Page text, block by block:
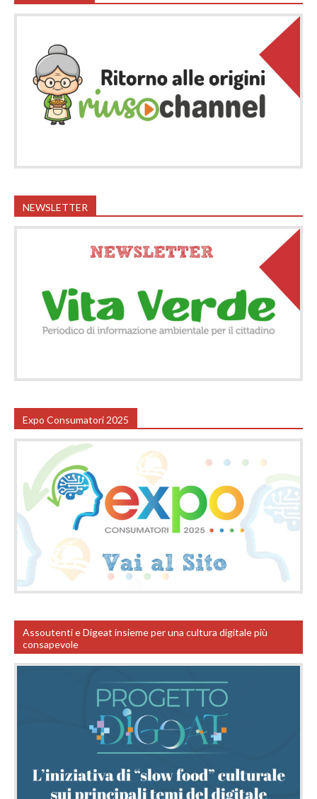
NEWSLETTER
Expo Consumatori 2025
Assoutenti e Digeat insieme per una cultura digitale più
consapevole